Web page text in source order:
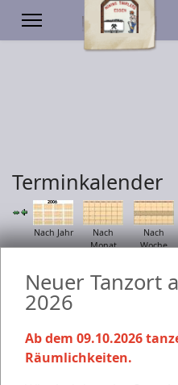
Terminkalender
Nach Jahr
Nach
Monat
Nach
Woche
Keine Termine
Neuer Tanzort
2026
Ab dem 09.10.2026
Räumlichkeiten.